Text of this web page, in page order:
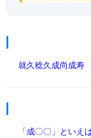
就久稔久成尚成寿
「成〇〇」といえ